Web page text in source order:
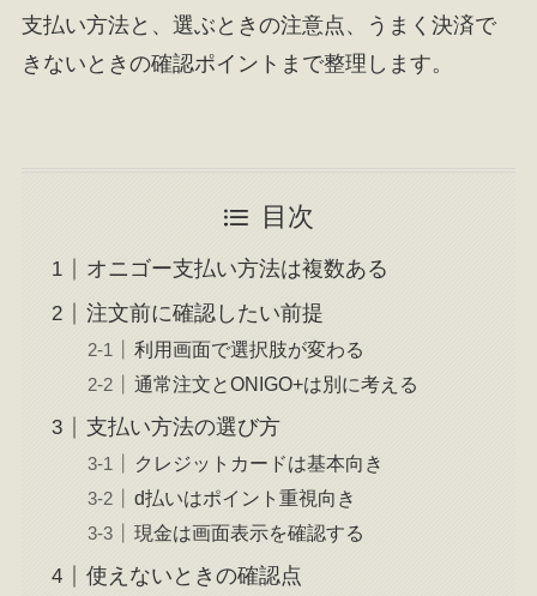
支払い方法と、選ぶときの注意点、うまく決済で
きないときの確認ポイントまで整理します。
目次
オニゴー支払い方法は複数ある
注文前に確認したい前提
利用画面で選択肢が変わる
通常注文とONIGO+は別に考える
支払い方法の選び方
クレジットカードは基本向き
d払いはポイント重視向き
現金は画面表示を確認する
使えないときの確認点